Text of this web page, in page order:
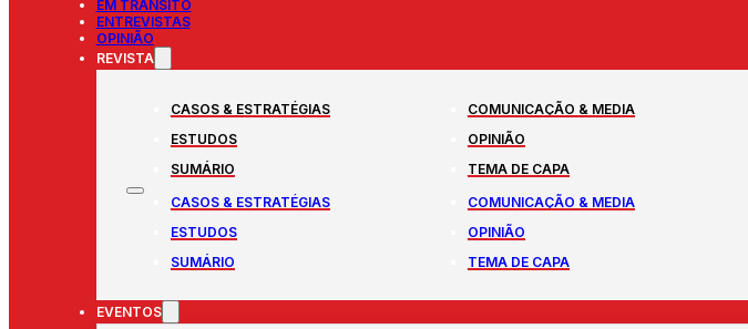
EM TRÂNSITO
ENTREVISTAS
OPINIÃO
REVISTA
CASOS & ESTRATÉGIAS COMUNICAÇÃO & MEDIA
ESTUDOS
OPINIÃO
SUMÁRIO
TEMA DE CAPA
CASOS & ESTRATÉGIAS
COMUNICAÇÃO & MEDIA
ESTUDOS
OPINIÃO
SUMÁRIO
TEMA DE CAPA
EVENTOS